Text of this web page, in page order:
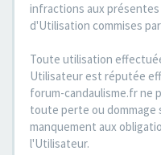
infractions aux
d'Utilisation commises
Toute utilisation
Utilisateur est réputée
forum-candaulisme.fr ne
toute perte ou dommage
manquement aux
l'Utilisateur.